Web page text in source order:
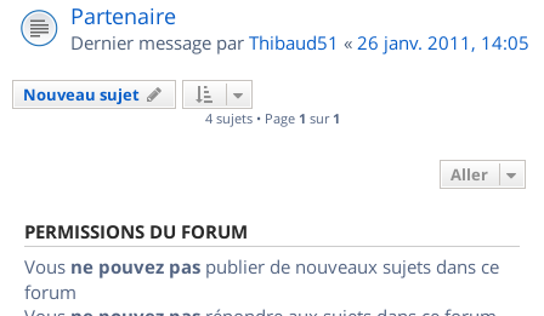
Partenaire
Dernier message par Thibaud51 « 26 janv. 2011, 14:05
Nouveau sujet
4 sujets • Page 1 sur 1
Aller
PERMISSIONS DU FORUM
Vous ne pouvez pas publier de nouveaux sujets dans ce
forum